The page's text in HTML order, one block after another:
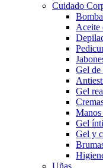
Cuidado
Aceite
Gel de
Gel
Gel
Gel y